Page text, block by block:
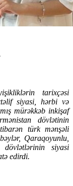
tarixçəsi
siyasi, hərbi və
mürəkkəb inkişaf
dövlətinin
türk mənşəli
Qaraqoyunlu,
siyasi
edirdi.